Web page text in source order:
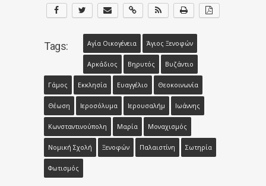
Tags: Αγία Οικογένεια Άγιος Ξενοφών
Αρκάδιος Βηρυτός Βυζάντιο
Γάμος Εκκλησία Ευαγγέλιο Θεοκοινωνία
Θέωση Ιεροσόλυμα Ιερουσαλήμ Ιωάννης
Κωνσταντινούπολη Μαρία Μοναχισμός
Νομική Σχολή Ξενοφών Παλαιστίνη Σωτηρία
Φωτισμός